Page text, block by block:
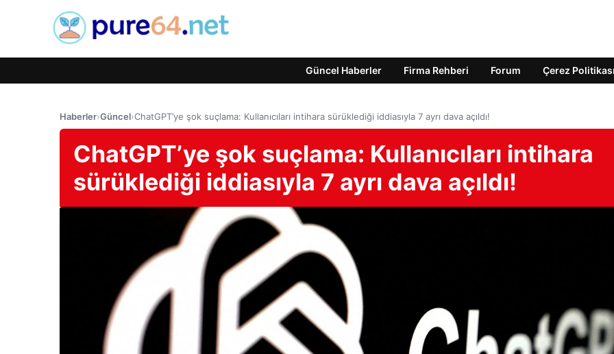
Güncel Haberler Firma Rehberi Forum Çerez Politikası
Haberler›Güncel›ChatGPT’ye şok suçlama: Kullanıcıları intihara sürüklediği iddiasıyla 7 ayrı dava açıldı!
ChatGPT’ye şok suçlama: Kullanıcıları intihara
sürüklediği iddiasıyla 7 ayrı dava açıldı!